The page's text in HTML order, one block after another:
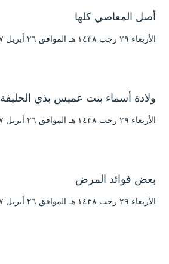
أصل المعاصي كلها
الأربعاء ۲۹ رجب ۱٤۳۸ هـ الموافق ۲٦ أبريل ۲۰۱۷ مـ |
ولادة أسماء بنت عميس بذي الحليفة
الأربعاء ۲۹ رجب ۱٤۳۸ هـ الموافق ۲٦ أبريل ۲۰۱۷ مـ |
بعض فوائد المرض
الأربعاء ۲۹ رجب ۱٤۳۸ هـ الموافق ۲٦ أبريل ۲۰۱۷ مـ |